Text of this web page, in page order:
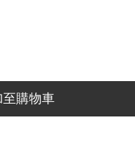
至購物車